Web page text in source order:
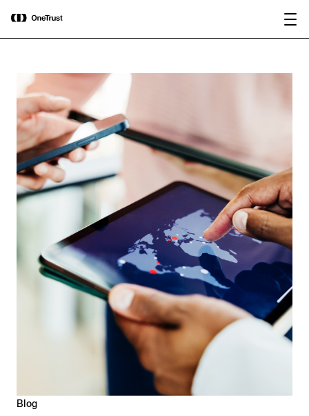
OneTrust nominata “Visionaria” nel
Magic Quadrant™ 2026 di Gartner®
per le piattaforme di governance
Blog